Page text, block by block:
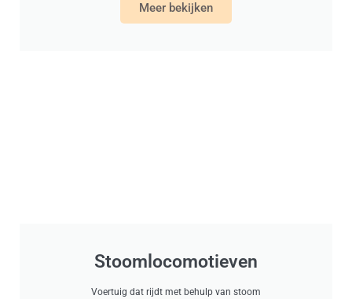
Meer bekijken
Stoomlocomotieven
Voertuig dat rijdt met behulp van stoom